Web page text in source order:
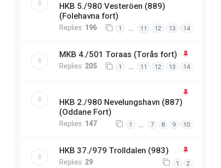
HKB 5./980 Vesteröen (889)
(Folehavna fort)
Replies: 196 1 11 12 13 14
MKB 4./501 Toraas (Torås fort)
Replies: 205 1 … 11 12 13 14
HKB 2./980 Nevelungshavn (887)
(Oddane Fort)
Replies: 147 1 7 8 9 10
HKB 37./979 Trolldalen (983)
Replies: 29 1 2